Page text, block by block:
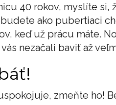
40 rokov, myslíte si,
ako pubertiaci
keď už prácu máte.
nezačali baviť až
zmeňte ho!